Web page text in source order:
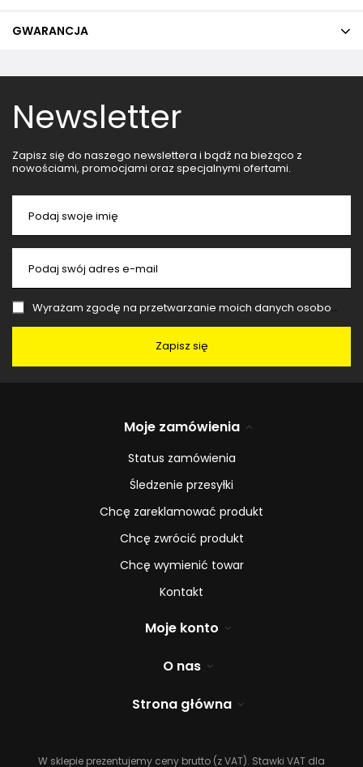
GWARANCJA
Newsletter
Zapisz się do naszego newslettera i bądź na bieżąco z
nowościami, promocjami oraz specjalnymi ofertami.
Podaj swoje imię
Podaj swój adres e-mail
Wyrażam zgodę na przetwarzanie moich danych osobowych (adres e-mail) na potrzeby wysyłki newslettera z informacją handlową (marketing). Więcej w
Zapisz się
Moje zamówienia
Status zamówienia
Śledzenie przesyłki
Chcę zareklamować produkt
Chcę zwrócić produkt
Chcę wymienić towar
Kontakt
Moje konto
O nas
Strona główna
W sklepie prezentujemy ceny brutto (z VAT). Stawki VAT dla